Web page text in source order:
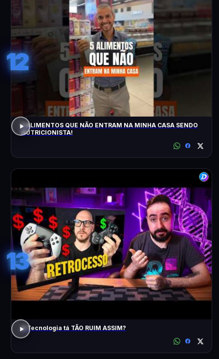
12
5 ALIMENTOS QUE NÃO ENTRAM NA MINHA CASA SENDO
NUTRICIONISTA!
13
A Tecnologia tá TÃO RUIM ASSIM?